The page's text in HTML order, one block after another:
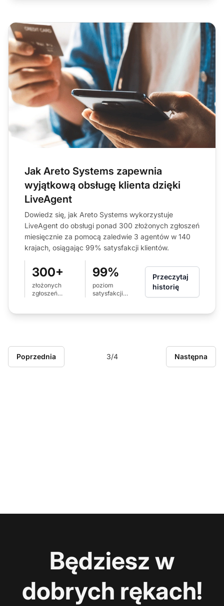
Jak Areto Systems zapewnia
wyjątkową obsługę klienta dzięki
LiveAgent
Dowiedz się, jak Areto Systems wykorzystuje
LiveAgent do obsługi ponad 300 złożonych zgłoszeń
miesięcznie za pomocą zaledwie 3 agentów w 140
krajach, osiągając 99% satysfakcji klientów.
300+
złożonych
zgłoszeń
99%
poziom
satysfakcji
Przeczytaj
historię
Poprzednia 3/4 Następna
Będziesz w
dobrych rękach!